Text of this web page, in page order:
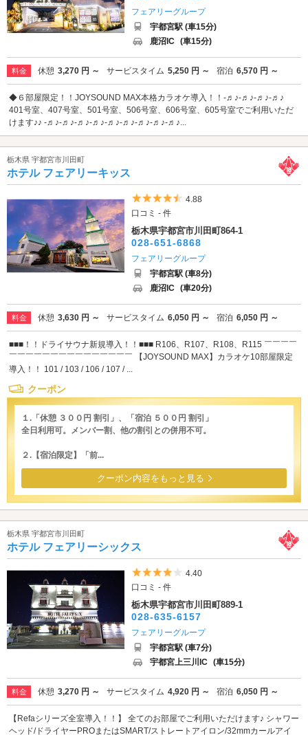
フェアリーグループ
宇都宮駅 (車15分)
鹿沼IC (車15分)
料金 休憩 3,270 円 ～ サービスタイム 5,250 円 ～ 宿泊 6,570 円 ～
◆６部屋限定！！JOYSOUND MAX本格カラオケ導入！！-♬♪-♬♪-♬♪-♬♪
401号室、407号室、501号室、506号室、606号室、605号室でご利用いただ
けます♪♪ -♬♪-♬♪-♬♪-♬♪-♬♪-♬♪-♬♪-♬♪-♬♪...
栃木県 宇都宮市川田町
ホテル フェアリーキッス
5つ星のうち4.5
4.88
口コミ - 件
栃木県宇都宮市川田町864-1
028-651-6868
フェアリーグループ
宇都宮駅 (車8分)
鹿沼IC (車20分)
料金 休憩 3,630 円 ～ サービスタイム 6,050 円 ～ 宿泊 6,050 円 ～
■■■！！ドライサウナ新規導入！！■■■ R106、R107、R108、R115 ￣￣￣￣
￣￣￣￣￣￣￣￣￣￣￣￣￣￣￣ 【JOYSOUND MAX】カラオケ10部屋限定
導入！！ 101 / 103 / 106 / 107 / ...
クーポン
１.「休憩 ３００円 割引」、「宿泊 ５００円 割引」
全日利用可。メンバー割、他の割引との併用不可。
２.【宿泊限定】「前...
クーポン内容をもっと見る
栃木県 宇都宮市川田町
ホテル フェアリーシックス
5つ星のうち4
4.40
口コミ - 件
栃木県宇都宮市川田町889-1
028-635-6157
フェアリーグループ
宇都宮駅 (車7分)
宇都宮上三川IC (車15分)
料金 休憩 3,270 円 ～ サービスタイム 4,920 円 ～ 宿泊 6,050 円 ～
【Refaシリーズ全室導入！！】 全てのお部屋でご利用いただけます♪ シャワー
ヘッド/ドライヤーPROまたはSMART/ストレートアイロン/32mmカールアイ